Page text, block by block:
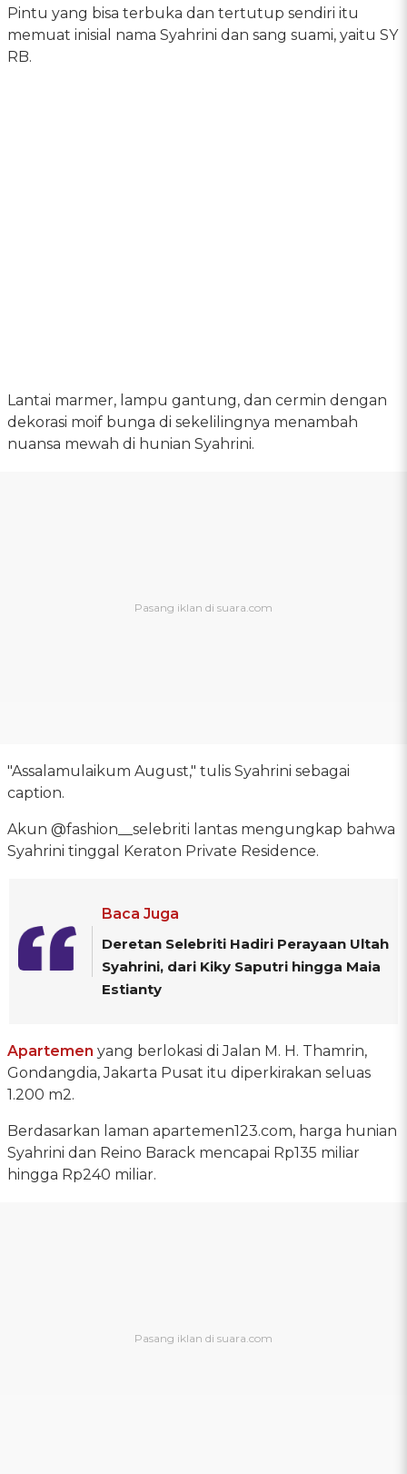
Pintu yang bisa terbuka dan tertutup sendiri itu
memuat inisial nama Syahrini dan sang suami, yaitu SY
RB.
Lantai marmer, lampu gantung, dan cermin dengan
dekorasi moif bunga di sekelilingnya menambah
nuansa mewah di hunian Syahrini.
"Assalamulaikum August," tulis Syahrini sebagai
caption.
Akun @fashion__selebriti lantas mengungkap bahwa
Syahrini tinggal Keraton Private Residence.
Baca Juga
Deretan Selebriti Hadiri Perayaan Ultah
Syahrini, dari Kiky Saputri hingga Maia
Estianty
Apartemen yang berlokasi di Jalan M. H. Thamrin,
Gondangdia, Jakarta Pusat itu diperkirakan seluas
1.200 m2.
Berdasarkan laman apartemen123.com, harga hunian
Syahrini dan Reino Barack mencapai Rp135 miliar
hingga Rp240 miliar.